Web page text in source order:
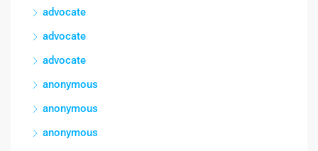
advocate
advocate
advocate
anonymous
anonymous
anonymous